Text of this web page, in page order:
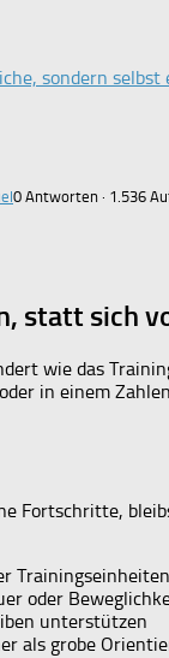
sondern
0 Antworten · 1.536
statt sich
wie das
in einem
Fortschritte,
Trainingseinheiten
oder
unterstützen
als grobe